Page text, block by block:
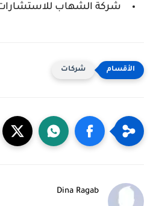
شركة الشهاب
شركات
Dina Ragab